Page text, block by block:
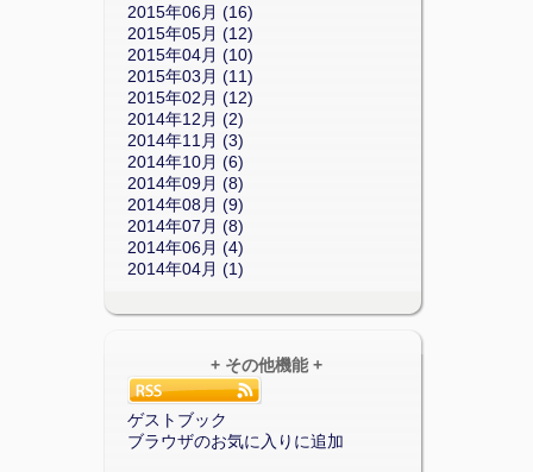
2015年06月 (16)
2015年05月 (12)
2015年04月 (10)
2015年03月 (11)
2015年02月 (12)
2014年12月 (2)
2014年11月 (3)
2014年10月 (6)
2014年09月 (8)
2014年08月 (9)
2014年07月 (8)
2014年06月 (4)
2014年04月 (1)
+ その他機能 +
ゲストブック
ブラウザのお気に入りに追加